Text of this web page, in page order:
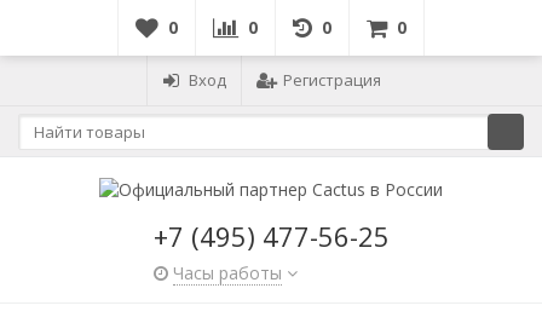
0 0 0 0
Вход Регистрация
+7 (495) 477-56-25
Часы работы